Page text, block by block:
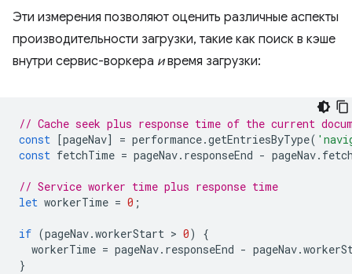
Эти измерения позволяют оценить различные аспекты
производительности загрузки, такие как поиск в кэше
внутри сервис-воркера ивремя загрузки:
// Cache seek plus response time of the current
const
[pageNav] = performance.getEntriesByType(
const fetchTime = pageNav. responseEnd - pageNav.
// Service worker time plus response time
let workerTime = 0 ;
if (pageNav.workerStart > 0)
{
workerTime = pageNav. responseEnd - pageNav.
}